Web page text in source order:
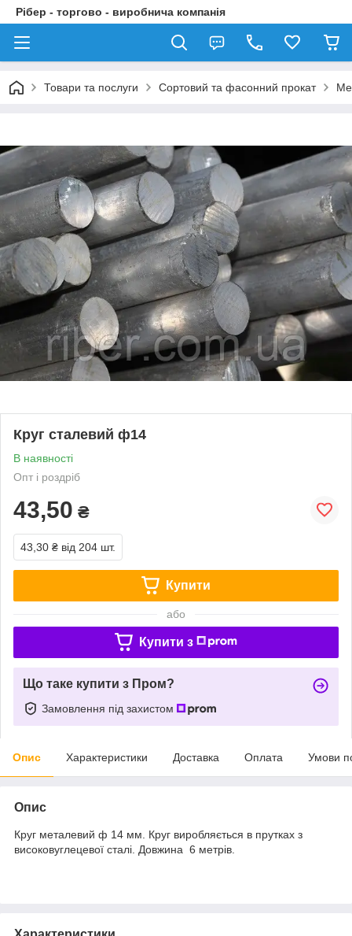
Рібер - торгово - виробнича компанія
Товари та послуги Сортовий та фасонний прокат
Круг сталевий ф14
В наявності
Опт і роздріб
43,50 ₴
43,30 ₴ від 204 шт.
Купити
або
Купити з
Що таке купити з Пром?
Замовлення під захистом
Опис Характеристики Доставка Оплата Умови
Опис
Круг металевий ф 14 мм. Круг виробляється в прутках з
високовуглецевої сталі. Довжина 6 метрів.